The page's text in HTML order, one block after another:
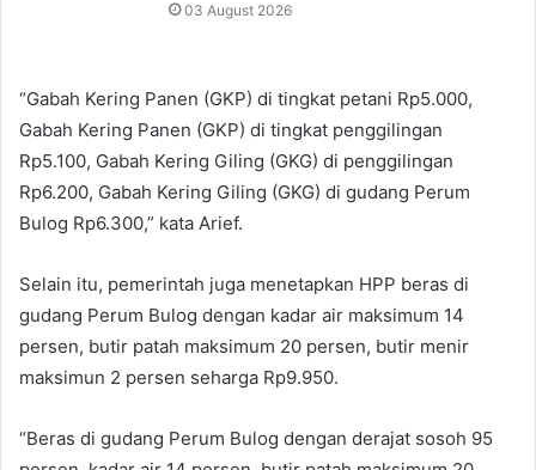
03 August 2026
“Gabah Kering Panen (GKP) di tingkat petani Rp5.000,
Gabah Kering Panen (GKP) di tingkat penggilingan
Rp5.100, Gabah Kering Giling (GKG) di penggilingan
Rp6.200, Gabah Kering Giling (GKG) di gudang Perum
Bulog Rp6.300,” kata Arief.
Selain itu, pemerintah juga menetapkan HPP beras di
gudang Perum Bulog dengan kadar air maksimum 14
persen, butir patah maksimum 20 persen, butir menir
maksimun 2 persen seharga Rp9.950.
“Beras di gudang Perum Bulog dengan derajat sosoh 95